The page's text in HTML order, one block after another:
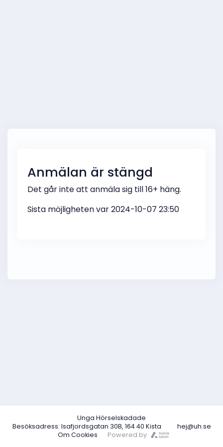
Anmälan är stängd
Det går inte att anmäla sig till 16+ häng.
Sista möjligheten var 2024-10-07 23:50
Om Cookies Powered by
Unga Hörselskadade
Besöksadress: Isafjordsgatan 30B, 164 40 Kista
hej@uh.se